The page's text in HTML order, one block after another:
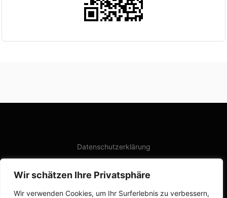
Wir schätzen Ihre Privatsphäre
Wir verwenden Cookies, um Ihr Surferlebnis zu verbessern,
Datenschutzerklärung
Impressum